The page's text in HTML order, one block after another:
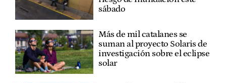
sábado
Más de mil catalanes se
suman al proyecto Solaris de
investigación sobre el eclipse
solar